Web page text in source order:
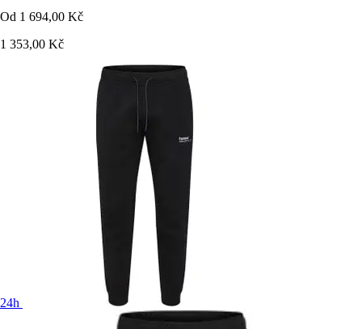
Od 1 694,00 Kč
1 353,00 Kč
24h